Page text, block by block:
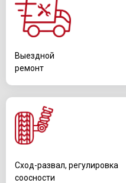
Выездной
ремонт
Сход-развал, регулировка
соосности